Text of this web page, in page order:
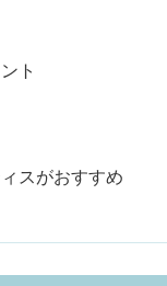
ト
スがおすすめ